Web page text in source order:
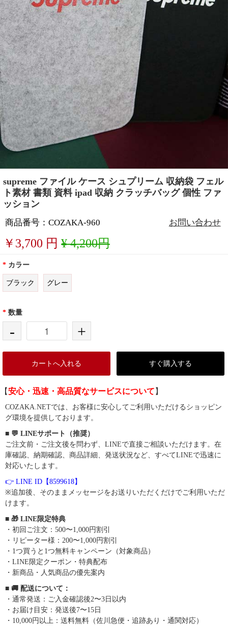
supreme ファイル ケース シュプリーム 収納袋 フェル
ト素材 書類 資料 ipad 収納 クラッチバッグ 個性 ファ
ッション
商品番号：COZAKA-960 お問い合わせ
￥ 3,700 円 ¥ 4,200円
* カラー
ブラック グレー
* 数量
- +
カートへ入れる すぐ購入する
【安心・迅速・高品質なサービスについて 】
COZAKA.NETでは、お客様に安心してご利用いただけるショッピン
グ環境を提供しております。
■ 💬 LINEサポート（推奨）
ご注文前・ご注文後を問わず、LINEで直接ご相談いただけます。在
庫確認、納期確認、商品詳細、発送状況など、すべてLINEで迅速に
対応いたします。
👉 LINE ID【8599618】
※追加後、そのままメッセージをお送りいただくだけでご利用いただ
けます。
■ 🎁 LINE限定特典
・初回ご注文：500〜1,000円割引
・リピーター様：200〜1,000円割引
・1つ買うと1つ無料キャンペーン（対象商品）
・LINE限定クーポン・特典配布
・新商品・人気商品の優先案内
■ 🚚 配送について：
・通常発送：ご入金確認後2〜3日以内
・お届け目安：発送後7〜15日
・10,000円以上：送料無料（佐川急便・追跡あり・通関対応）